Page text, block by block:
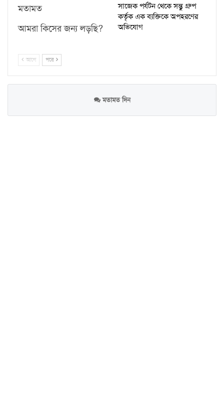
মতামত
আমরা কিসের জন্য লড়ছি?
সাজেক পর্যটন থেকে সন্তু গ্রুপ
কর্তৃক এক ব্যক্তিকে অপহরণের
অভিযোগ
আগে পরে
মতামত দিন